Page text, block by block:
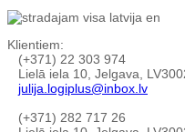
Klientiem:
(+371) 22 303 974
Lielā iela 10, Jelgava,
julija.logiplus@inbox.lv
(+371) 282 717 26